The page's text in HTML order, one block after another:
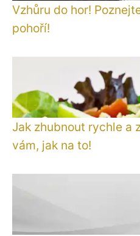
Vzhůru do hor!
pohoří!
Jak zhubnout rychle a
vám, jak na to!